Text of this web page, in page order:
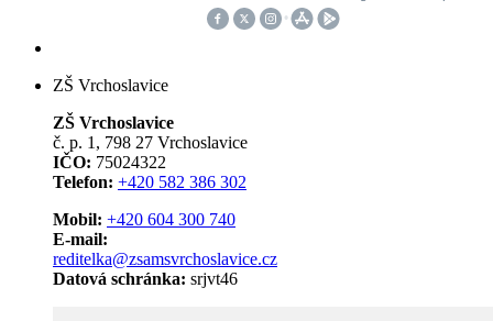
ZŠ Vrchoslavice
ZŠ Vrchoslavice
č. p. 1, 798 27 Vrchoslavice
IČO: 75024322
Telefon: +420 582 386 302
Mobil: +420 604 300 740
E-mail:
reditelka@zsamsvrchoslavice.cz
Datová schránka: srjvt46